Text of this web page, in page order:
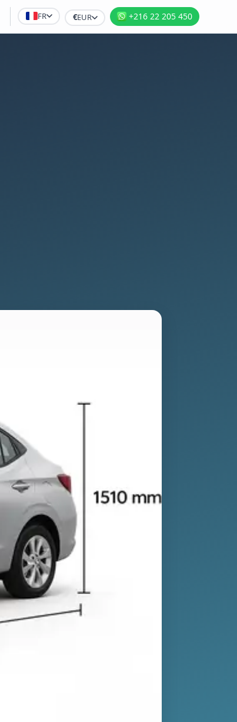
FR €EUR +216 22 205 450